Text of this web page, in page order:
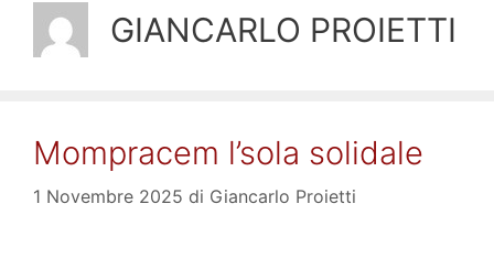
GIANCARLO PROIETTI
Mompracem l’sola solidale
1 Novembre 2025 di Giancarlo Proietti